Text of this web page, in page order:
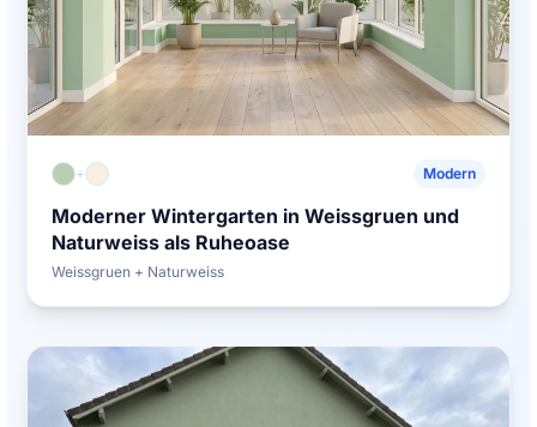
+ Modern
Moderner Wintergarten in Weissgruen und
Naturweiss als Ruheoase
Weissgruen + Naturweiss